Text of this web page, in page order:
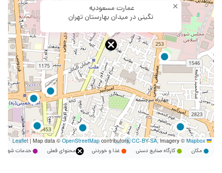
عمارت مسعودیه
نگینی در میدان بهارستان تهران
×
Leaflet
| Map data © OpenStreetMapcontributors,CC-BY-SA, Imagery ©Mapbox
مکان کارگاه صنایع دستی غذا و خوردنی محتوای فعلی خدمات